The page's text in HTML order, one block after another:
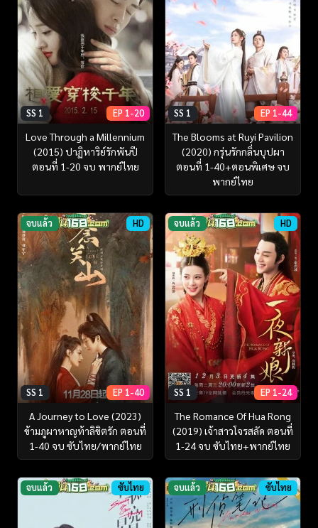
SS 1 EP 1-20
Love Through a Millennium
(2015) ปาฏิหาริย์รักพันปี
ตอนที่ 1-20 จบ พากย์ไทย
SS 1 EP 1-44
The Blooms at Ruyi Pavilion
(2020) กรุ่นรักกลิ่นบุปผา
ตอนที่ 1-40+ตอนพิเศษ จบ
พากย์ไทย
จบแล้ว HD
SS 1 EP 1-40
A Journey to Love (2023)
ข้ามภูผาหาญท้าลิขิตรัก ตอนที่
1-40 จบ ซับไทย/พากย์ไทย
จบแล้ว HD
SS 1 EP 1-24
The Romance Of Hua Rong
(2019) เจ้าสาวโจรสลัด ตอนที่
1-24 จบ ซับไทย+พากย์ไทย
จบแล้ว ซับไทย จบแล้ว ซับไทย